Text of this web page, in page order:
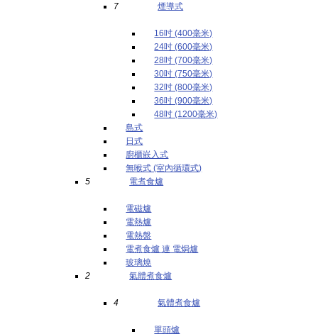
7
煙導式
16吋 (400毫米)
24吋 (600毫米)
28吋 (700毫米)
30吋 (750毫米)
32吋 (800毫米)
36吋 (900毫米)
48吋 (1200毫米)
島式
日式
廚櫃嵌入式
無喉式 (室內循環式)
5
電煮食爐
電磁爐
電熱爐
電熱盤
電煮食爐 連 電焗爐
玻璃燒
2
氣體煮食爐
4 氣體煮食爐
單頭爐